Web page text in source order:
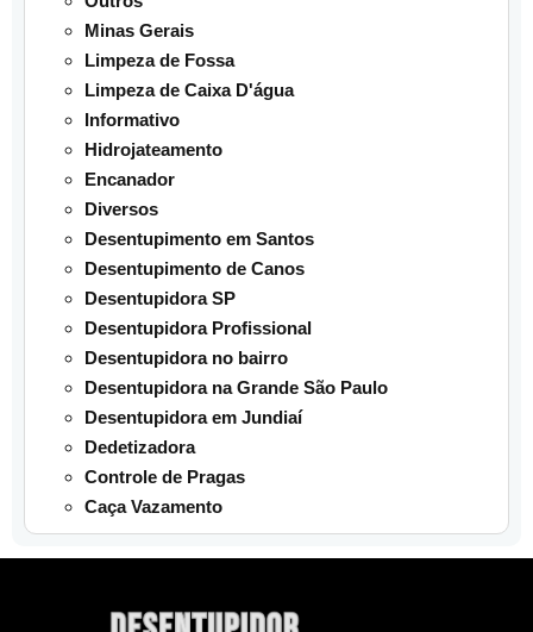
Minas Gerais
Limpeza de Fossa
Limpeza de Caixa D'água
Informativo
Hidrojateamento
Encanador
Diversos
Desentupimento em Santos
Desentupimento de Canos
Desentupidora SP
Desentupidora Profissional
Desentupidora no bairro
Desentupidora na Grande São Paulo
Desentupidora em Jundiaí
Dedetizadora
Controle de Pragas
Caça Vazamento